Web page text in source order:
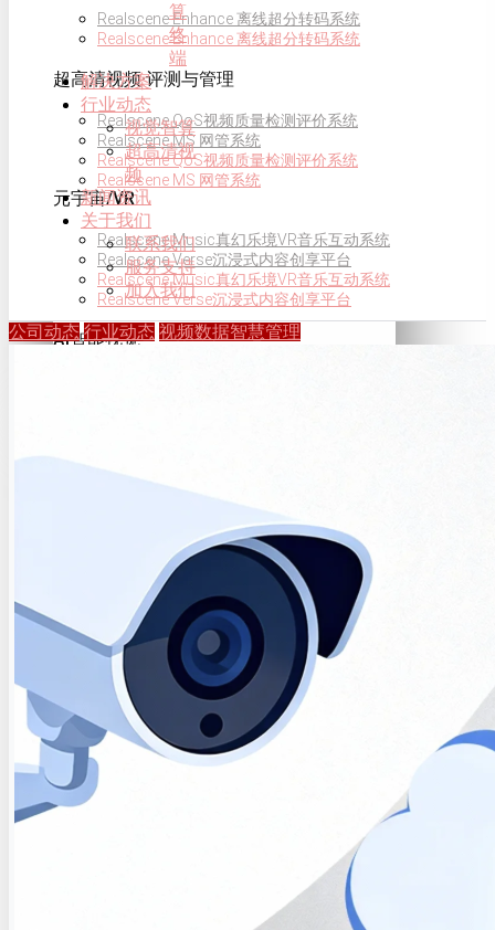
Realscene Enhance 离线超分转码系统
Realscene Enhance 离线超分转码系统
超高清视频·评测与管理
Realscene QoS视频质量检测评价系统
Realscene MS 网管系统
Realscene QoS视频质量检测评价系统
Realscene MS 网管系统
元宇宙/VR
Realscene Music真幻乐境VR音乐互动系统
Realscene Verse沉浸式内容创享平台
Realscene Music真幻乐境VR音乐互动系统
Realscene Verse沉浸式内容创享平台
AI智能视觉
8K 超高清VR直播解决方案
超高清智能信息发布解决方案
自由视角360°直播解决方案
8K 超高清VR直播解决方案
超高清智能信息发布解决方案
自由视角360°直播解决方案
监控视频智能压缩解决方案
智能安防视频监控解决方案
监控视频异常行为预警方案
视频资源整合调度解决方案
视频监控安全防护能力管控方案
监控视频智能压缩解决方案
智能安防视频监控解决方案
监控视频异常行为预警方案
算
终
端
解决方案
行业动态
视觉智算
超高清视
频
新闻资讯
关于我们
联系我们
服务支持
加入我们
公司动态 行业动态 视频数据智慧管理